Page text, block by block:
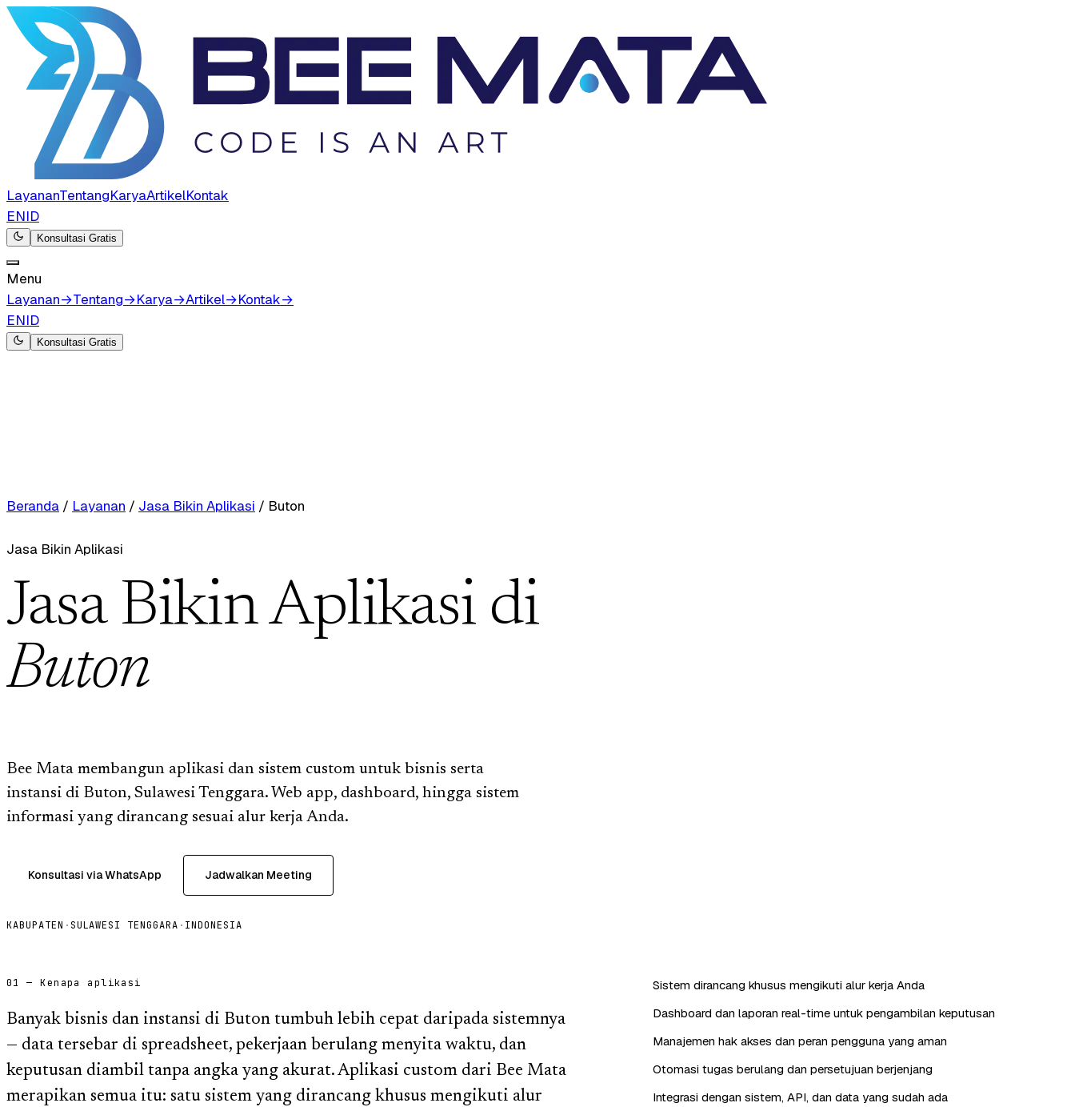
LayananTentangKaryaArtikelKontak
ENID
Konsultasi Gratis
Menu
Layanan→Tentang→Karya→Artikel→Kontak→
ENID
Konsultasi Gratis
Beranda / Layanan / Jasa Bikin Aplikasi / Buton
Jasa Bikin Aplikasi
Jasa Bikin Aplikasi di
Buton
Bee Mata membangun aplikasi dan sistem custom untuk bisnis serta
instansi di Buton, Sulawesi Tenggara. Web app, dashboard, hingga sistem
informasi yang dirancang sesuai alur kerja Anda.
Konsultasi via WhatsApp Jadwalkan Meeting
KABUPATEN · SULAWESI TENGGARA · INDONESIA
01 — Kenapa aplikasi
Banyak bisnis dan instansi di Buton tumbuh lebih cepat daripada sistemnya
— data tersebar di spreadsheet, pekerjaan berulang menyita waktu, dan
keputusan diambil tanpa angka yang akurat. Aplikasi custom dari Bee Mata
merapikan semua itu: satu sistem yang dirancang khusus mengikuti alur
Sistem dirancang khusus mengikuti alur kerja Anda
Dashboard dan laporan real-time untuk pengambilan keputusan
Manajemen hak akses dan peran pengguna yang aman
Otomasi tugas berulang dan persetujuan berjenjang
Integrasi dengan sistem, API, dan data yang sudah ada